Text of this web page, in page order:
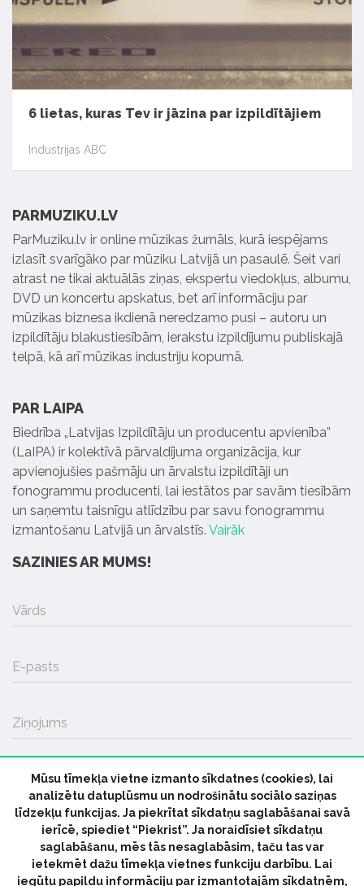
6 lietas, kuras Tev ir jāzina par izpildītājiem
Industrijas ABC
PARMUZIKU.LV
ParMuziku.lv ir online mūzikas žurnāls, kurā iespējams
izlasīt svarīgāko par mūziku Latvijā un pasaulē. Šeit vari
atrast ne tikai aktuālās ziņas, ekspertu viedokļus, albumu,
DVD un koncertu apskatus, bet arī informāciju par
mūzikas biznesa ikdienā neredzamo pusi – autoru un
izpildītāju blakustiesībām, ierakstu izpildījumu publiskajā
telpā, kā arī mūzikas industriju kopumā.
PAR LAIPA
Biedrība „Latvijas Izpildītāju un producentu apvienība”
(LaIPA) ir kolektīvā pārvaldījuma organizācija, kur
apvienojušies pašmāju un ārvalstu izpildītāji un
fonogrammu producenti, lai iestātos par savām tiesībām
un saņemtu taisnīgu atlīdzību par savu fonogrammu
izmantošanu Latvijā un ārvalstīs. Vairāk
SAZINIES AR MUMS!
Vārds
E-pasts
Ziņojums
SŪTĪT
Mūsu tīmekļa vietne izmanto sīkdatnes (cookies), lai
analizētu datuplūsmu un nodrošinātu sociālo saziņas
līdzekļu funkcijas. Ja piekrītat sīkdatņu saglabāšanai savā
ierīcē, spiediet “Piekrist”. Ja noraidīsiet sīkdatņu
saglabāšanu, mēs tās nesaglabāsim, taču tas var
ietekmēt dažu tīmekļa vietnes funkciju darbību. Lai
iegūtu papildu informāciju par izmantotajām sīkdatnēm,